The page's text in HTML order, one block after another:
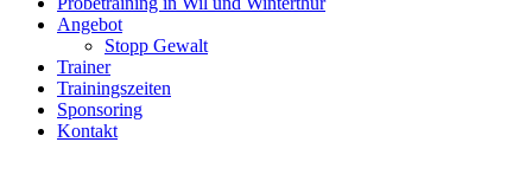
Angebot
Stopp Gewalt
Trainer
Trainingszeiten
Sponsoring
Kontakt